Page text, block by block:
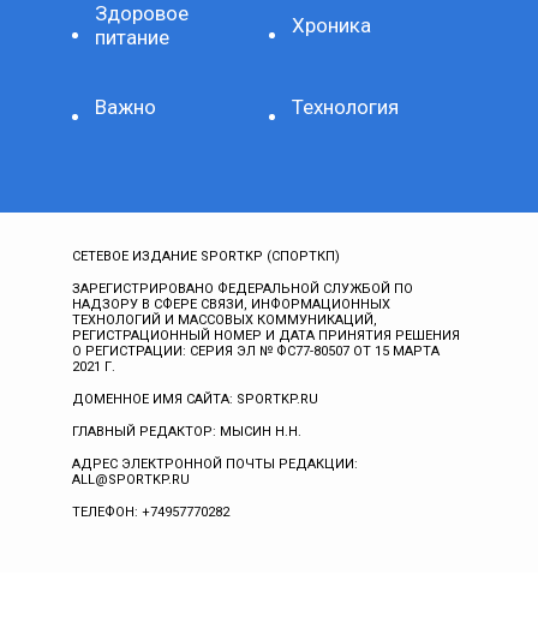
Здоровое
питание
Хроника
Важно Технология
СЕТЕВОЕ ИЗДАНИЕ SPORTKP (СПОРТКП)
ЗАРЕГИСТРИРОВАНО ФЕДЕРАЛЬНОЙ СЛУЖБОЙ ПО
НАДЗОРУ В СФЕРЕ СВЯЗИ, ИНФОРМАЦИОННЫХ
ТЕХНОЛОГИЙ И МАССОВЫХ КОММУНИКАЦИЙ,
РЕГИСТРАЦИОННЫЙ НОМЕР И ДАТА ПРИНЯТИЯ РЕШЕНИЯ
О РЕГИСТРАЦИИ: СЕРИЯ ЭЛ № ФС77-80507 ОТ 15 МАРТА
2021 Г.
ДОМЕННОЕ ИМЯ САЙТА: SPORTKP.RU
ГЛАВНЫЙ РЕДАКТОР: МЫСИН Н.Н.
АДРЕС ЭЛЕКТРОННОЙ ПОЧТЫ РЕДАКЦИИ:
ALL@SPORTKP.RU
ТЕЛЕФОН: +74957770282